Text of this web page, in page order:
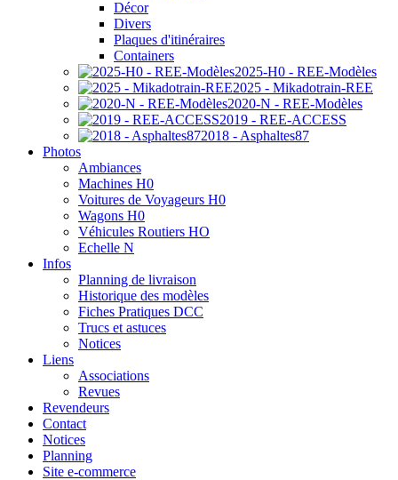
Décor
Divers
Plaques d'itinéraires
Containers
2025-H0 - REE-Modèles
2025 - Mikadotrain-REE
2020-N - REE-Modèles
2019 - REE-ACCESS
2018 - Asphaltes87
Photos
Ambiances
Machines H0
Voitures de Voyageurs H0
Wagons H0
Véhicules Routiers HO
Echelle N
Infos
Planning de livraison
Historique des modèles
Fiches Pratiques DCC
Trucs et astuces
Notices
Liens
Associations
Revues
Revendeurs
Contact
Notices
Planning
Site e-commerce